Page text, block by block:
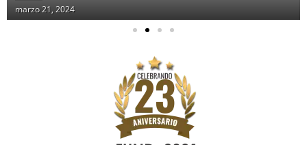
marzo 21, 2024